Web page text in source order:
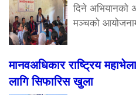
दिने अभियानको
मञ्चको
मानवअधिकार राष्ट्रिय
लागि सिफारिस खुला